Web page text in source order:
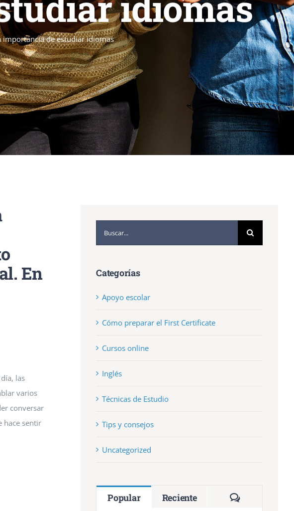
importancia de estudiar idiomas
En
las
varios
conversar
hace sentir
Categorías
Apoyo escolar
Cómo preparar el First Certificate
Cursos online
Inglés
Técnicas de Estudio
Tips y consejos
Uncategorized
Popular Reciente Comentarios